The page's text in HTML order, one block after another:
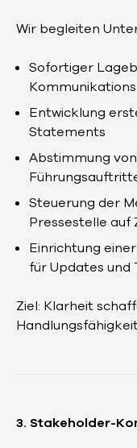
Wir begleiten
Sofortiger
Entwicklung
Statements
Abstimmung
Steuerung der
Pressestelle auf
Einrichtung
für Updates und
Ziel: Klarheit
3. Stakeholder-